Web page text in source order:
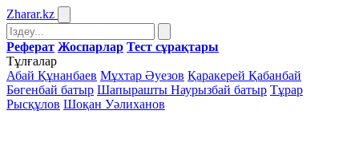
Zharar.kz
Реферат Жоспарлар Тест сұрақтары
Тұлғалар
Абай Құнанбаев Мұхтар Әуезов Қаракерей Қабанбай
Бөгенбай батыр Шапырашты Наурызбай батыр Тұрар
Рысқұлов Шоқан Уәлиханов